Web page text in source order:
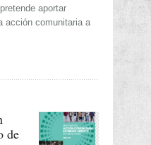
aportar
acción comunitaria a
de